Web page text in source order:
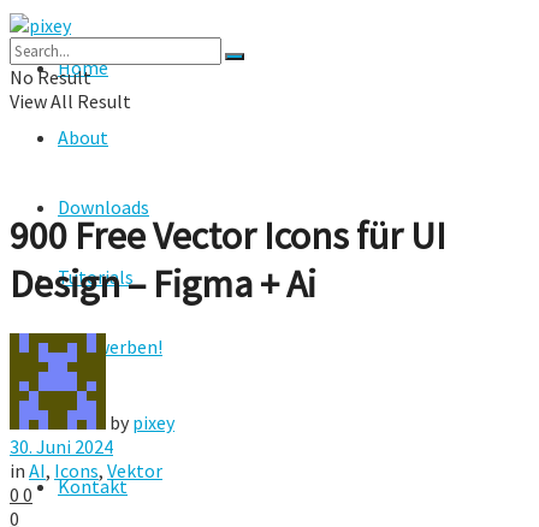
Home
About
Downloads
Tutorials
Hier werben!
FAQ
Kontakt
No Result
View All Result
900 Free Vector Icons für UI
Design – Figma + Ai
by pixey
30. Juni 2024
in AI, Icons, Vektor
0 0
0